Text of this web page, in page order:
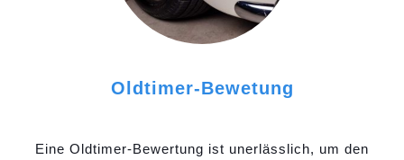
Oldtimer-Bewetung
Eine Oldtimer-Bewertung ist unerlässlich, um den